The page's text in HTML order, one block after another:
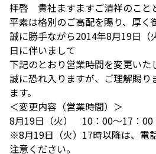
拝啓 貴社ますますご清祥のこと
平素は格別のご高配を賜り、厚く
誠に勝手ながら2014年8月19日（
日に伴いまして
下記のとおり営業時間を変更いた
誠に恐れ入りますが、ご理解賜
ます。
＜変更内容（営業時間）＞
8月19日（火） 10：00～17：00
※8月19日（火）17時以降は、電
注意ください。